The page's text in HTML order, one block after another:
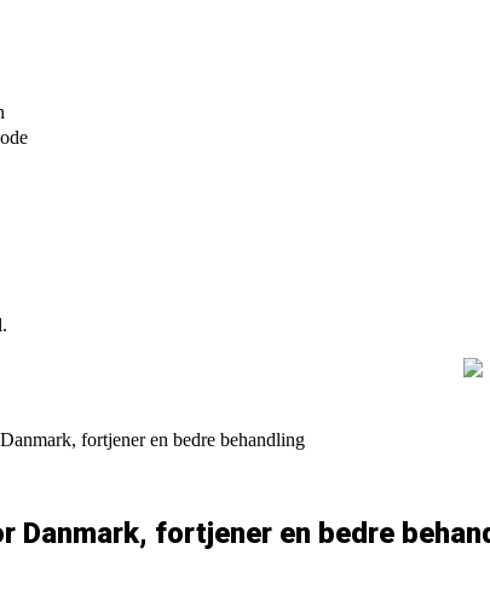
fortjener en bedre behandling
Danmark, fortjener en bedre